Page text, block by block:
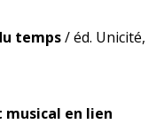
temps/ éd. Unicité,
en lien